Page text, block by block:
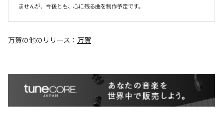
ませんが、今後とも、心に残る曲を制作予定です。
万賀の他のリリース： 万賀